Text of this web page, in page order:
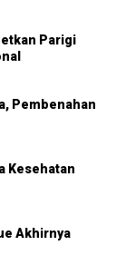
Parigi
Pembenahan
Kesehatan
Akhirnya